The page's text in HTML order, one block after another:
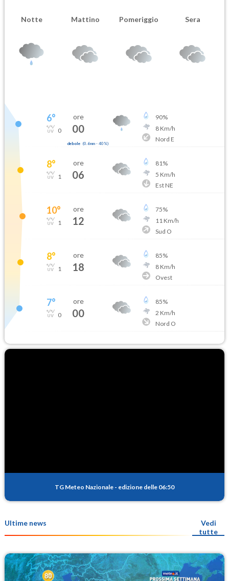
Notte Mattino Pomeriggio Sera
6°
0
ore
00
debole (0.6mm- 40 %)
90%
8Km/h
Nord E
8°
1
ore
06
81%
5 Km/h
Est NE
10°
1
ore
12
75%
11 Km/h
Sud O
8°
1
ore
18
85%
8Km/h
Ovest
7°
0
ore
00
85%
2 Km/h
Nord O
TG Meteo Nazionale - edizione delle 06:50
Ultime news
Vedi
tutte